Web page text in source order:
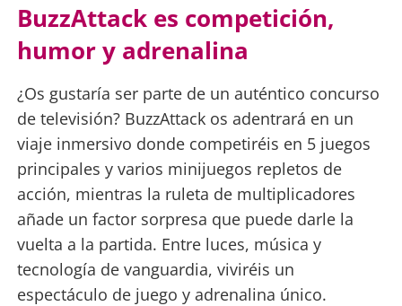
BuzzAttack es competición,
humor y adrenalina
¿Os gustaría ser parte de un auténtico concurso
de televisión? BuzzAttack os adentrará en un
viaje inmersivo donde competiréis en 5 juegos
principales y varios minijuegos repletos de
acción, mientras la ruleta de multiplicadores
añade un factor sorpresa que puede darle la
vuelta a la partida. Entre luces, música y
tecnología de vanguardia, viviréis un
espectáculo de juego y adrenalina único.